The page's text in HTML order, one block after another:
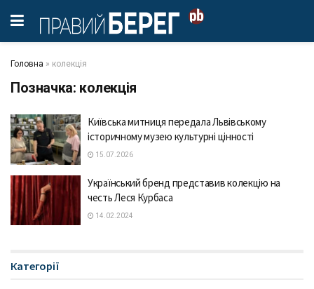
Головна » колекція
Позначка: колекція
Київська митниця передала Львівському
історичному музею культурні цінності
15.07.2026
Український бренд представив колекцію на
честь Леся Курбаса
14.02.2024
Категорії